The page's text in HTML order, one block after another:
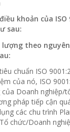
khoản của ISO
sau:
theo
chuẩn ISO
của nó, ISO
Doanh nghiệp/
pháp tiếp cận
các chu trình
chức/Doanh